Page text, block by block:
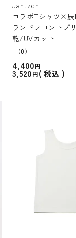
Jantzen
コラボTシャツ×辰
ランドフロントプ
乾/UVカット]
（0）
4,400
3,520 税込